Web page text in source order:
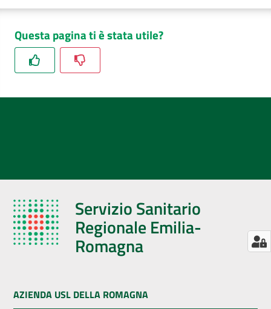
Questa pagina ti è stata utile?
Servizio Sanitario
Regionale Emilia-
Romagna
AZIENDA USL DELLA ROMAGNA